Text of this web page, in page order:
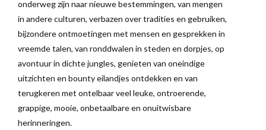
onderweg zijn naar nieuwe bestemmingen, van mengen
in andere culturen, verbazen over tradities en gebruiken,
bijzondere ontmoetingen met mensen en gesprekken in
vreemde talen, van ronddwalen in steden en dorpjes, op
avontuur in dichte jungles, genieten van oneindige
uitzichten en bounty eilandjes ontdekken en van
terugkeren met ontelbaar veel leuke, ontroerende,
grappige, mooie, onbetaalbare en onuitwisbare
herinneringen.